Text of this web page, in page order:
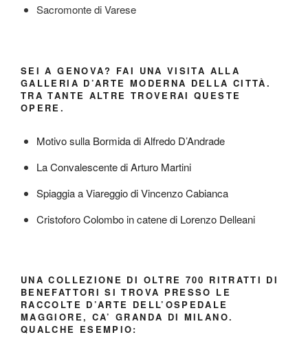
Sacromonte di Varese
SEI A GENOVA? FAI UNA VISITA ALLA
GALLERIA D’ARTE MODERNA DELLA CITTÀ.
TRA TANTE ALTRE TROVERAI QUESTE
OPERE.
Motivo sulla Bormida di Alfredo D’Andrade
La Convalescente di Arturo Martini
Spiaggia a Viareggio di Vincenzo Cabianca
Cristoforo Colombo in catene di Lorenzo Delleani
UNA COLLEZIONE DI OLTRE 700 RITRATTI DI
BENEFATTORI SI TROVA PRESSO LE
RACCOLTE D’ARTE DELL’OSPEDALE
MAGGIORE, CA’ GRANDA DI MILANO.
QUALCHE ESEMPIO: